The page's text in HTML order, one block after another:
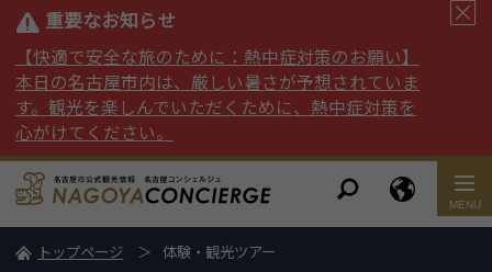
重要なお知らせ
【快適で安全な旅のために：熱中症対策のお願い】
本日の名古屋市内は、厳しい暑さが予想されていま
す。観光を楽しんでいただくために、熱中症対策を
心がけてください。
トップページ 体験・観光ツアー